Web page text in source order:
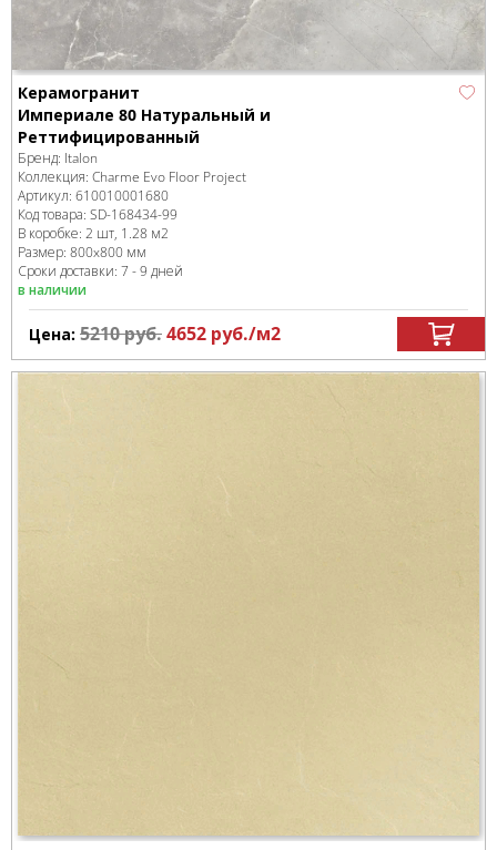
Керамогранит
Империале 80 Натуральный и
Реттифицированный
Бренд: Italon
Коллекция: Charme Evo Floor Project
Артикул: 610010001680
Код товара: SD-168434-99
В коробке: 2 шт, 1.28 м2
Размер: 800x800 мм
Сроки доставки: 7 - 9 дней
в наличии
Цена: 5210руб.4652 руб./м2